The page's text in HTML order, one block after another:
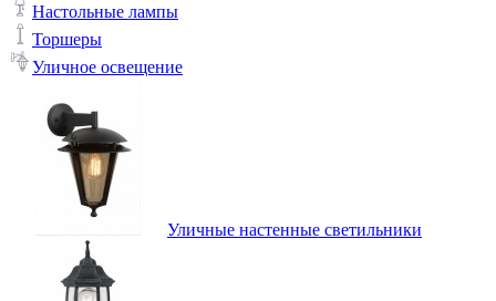
Настольные лампы
Торшеры
Уличное освещение
Уличные настенные светильники